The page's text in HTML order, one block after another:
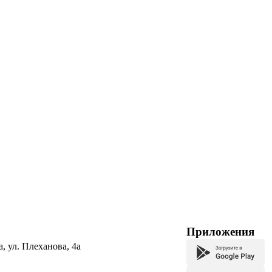
ул. Плеханова, 4а
Приложения